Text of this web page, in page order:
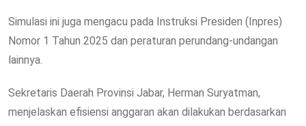
Simulasi ini juga mengacu pada Instruksi Presiden (Inpres)
Nomor 1 Tahun 2025 dan peraturan perundang-undangan
lainnya.
Sekretaris Daerah Provinsi Jabar, Herman Suryatman,
menjelaskan efisiensi anggaran akan dilakukan berdasarkan